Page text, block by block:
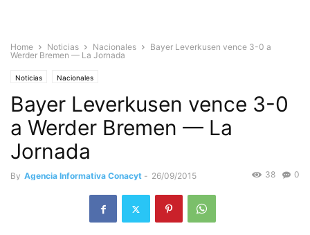
Home Noticias Nacionales
Bayer Leverkusen vence 3-0 a
Werder Bremen — La Jornada
Noticias Nacionales
Bayer Leverkusen vence 3-0
a Werder Bremen — La
Jornada
By Agencia Informativa Conacyt - 26/09/2015 0
38